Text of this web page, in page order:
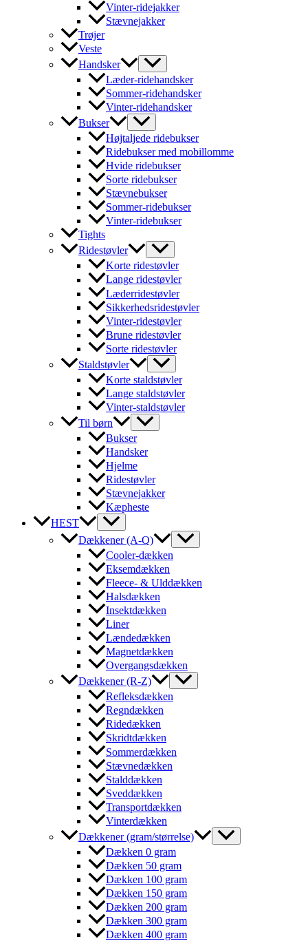
Vinter-ridejakker
Stævnejakker
Trøjer
Veste
Handsker
Læder-ridehandsker
Sommer-ridehandsker
Vinter-ridehandsker
Bukser
Højtaljede ridebukser
Ridebukser med mobillomme
Hvide ridebukser
Sorte ridebukser
Stævnebukser
Sommer-ridebukser
Vinter-ridebukser
Tights
Ridestøvler
Korte ridestøvler
Lange ridestøvler
Læderridestøvler
Sikkerhedsridestøvler
Vinter-ridestøvler
Brune ridestøvler
Sorte ridestøvler
Staldstøvler
Korte staldstøvler
Lange staldstøvler
Vinter-staldstøvler
Til børn
Bukser
Handsker
Hjelme
Ridestøvler
Stævnejakker
Kæpheste
HEST
Dækkener (A-Q)
Cooler-dækken
Eksemdækken
Fleece- & Ulddækken
Halsdækken
Insektdækken
Liner
Lændedækken
Magnetdækken
Overgangsdækken
Dækkener (R-Z)
Refleksdækken
Regndækken
Ridedækken
Skridtdækken
Sommerdækken
Stævnedækken
Stalddækken
Sveddækken
Transportdækken
Vinterdækken
Dækkener (gram/størrelse)
Dækken 0 gram
Dækken 50 gram
Dækken 100 gram
Dækken 150 gram
Dækken 200 gram
Dækken 300 gram
Dækken 400 gram